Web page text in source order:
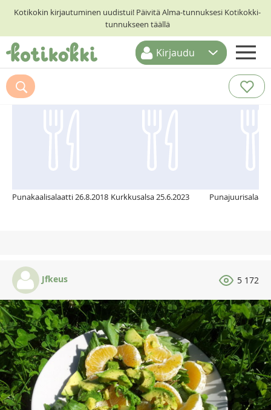
Kotikokin kirjautuminen uudistui! Päivitä Alma-tunnuksesi Kotikokki-
tunnukseen täällä
ETUSIVU
RESEPTIHAKU
Kirjaudu
Suosittelemme myös
Punakaalisalaatti 26.8.2018 Kurkkusalsa 25.6.2023 Punajuurisalaatti
Jfkeus 5 172